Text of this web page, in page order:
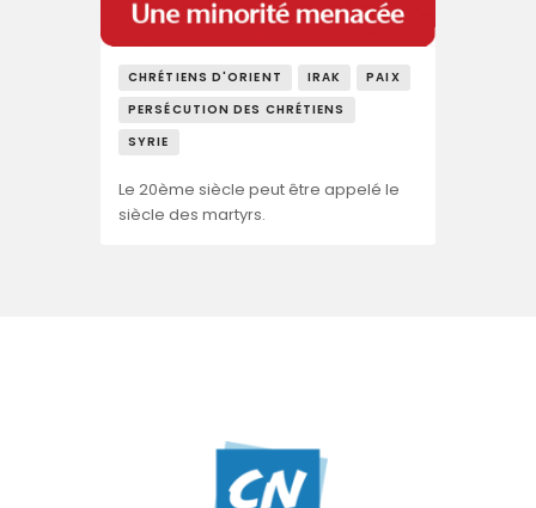
CHRÉTIENS D'ORIENT IRAK
PAIX
PERSÉCUTION DES CHRÉTIENS
SYRIE
Le 20ème siècle peut être appelé le
siècle des martyrs.